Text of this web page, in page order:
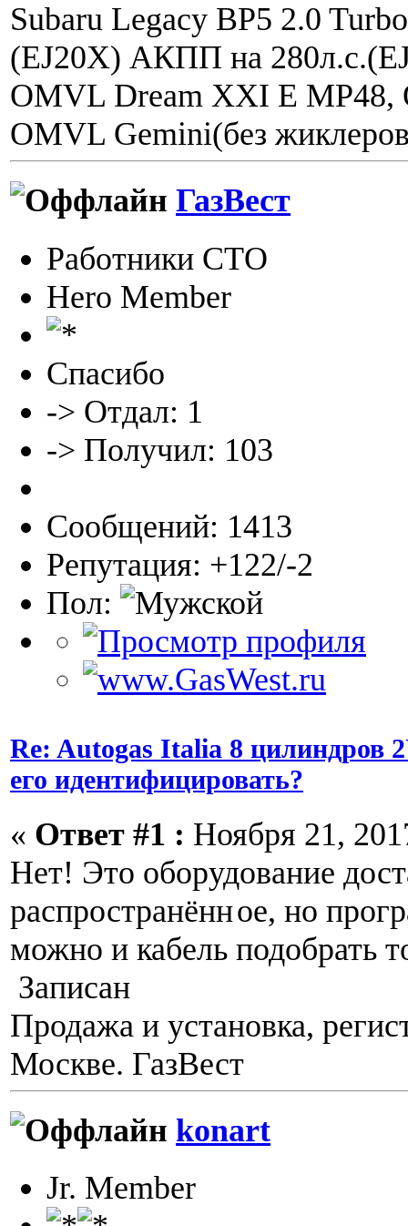
Subaru Legacy BP5 2.0
(EJ20X) АКПП на
OMVL Dream XXI E MP48,
OMVL Gemini(без
ГазВест
Работники СТО
Hero Member
Спасибо
-> Отдал: 1
-> Получил: 103
Сообщений: 1413
Репутация: +122/-2
Пол:
Re: Autogas Italia 8 цилиндров
его идентифицировать?
« Ответ #1 : Ноября 21,
Нет! Это оборудование
распространённое, но
можно и кабель подобрать
Записан
Продажа и установка,
Москве. ГазВест
konart
Jr. Member